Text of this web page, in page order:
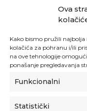
Ova
Kako bismo pružili
kolačića za pohranu i/ili
na ove tehnologije
ponašanje pregledavanja
Funkcionalni
Statistički